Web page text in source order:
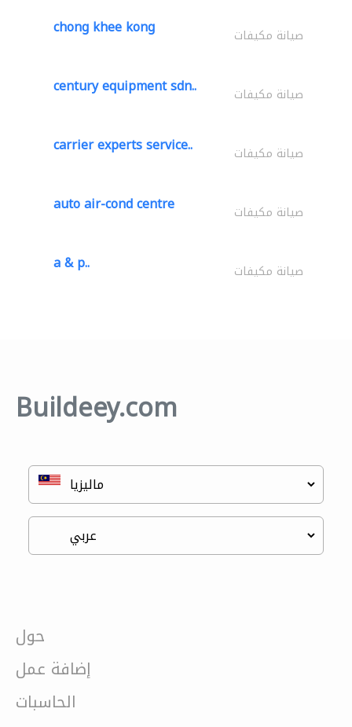
chong khee kong صيانة مكيفات
century equipment sdn.. صيانة مكيفات
carrier experts service.. صيانة مكيفات
auto air-cond centre صيانة مكيفات
a & p.. صيانة مكيفات
Buildeey.com
حول
إضافة عمل
الحاسبات